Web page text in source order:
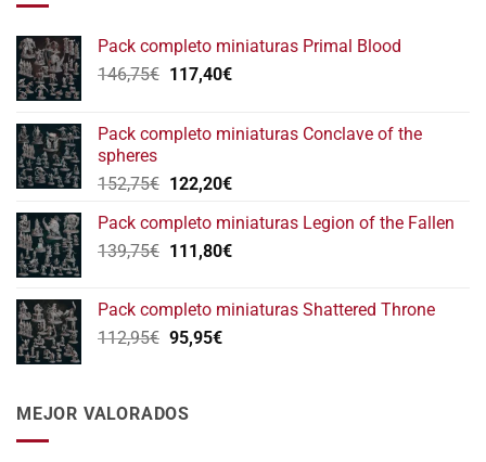
Pack completo miniaturas Primal Blood
146,75€ El
era:
117,40€El
es:
Pack completo miniaturas Conclave of the
spheres
152,75€ El
original
era:
122,20€El
actual
es:
Pack completo miniaturas Legion of the Fallen
139,75€ El
era:
139,75€.
111,80€El
es:
Pack completo miniaturas Shattered Throne
112,95€ El
era:
95,95€El
MEJOR VALORADOS